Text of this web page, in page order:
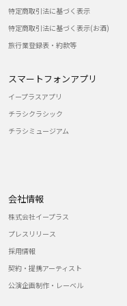
特定商取引法に基づく表示
特定商取引法に基づく表示(お酒)
旅行業登録表・約款等
スマートフォンアプリ
イープラスアプリ
チラシクラシック
チラシミュージアム
会社情報
株式会社イープラス
プレスリリース
採用情報
契約・提携アーティスト
公演企画制作・レーベル